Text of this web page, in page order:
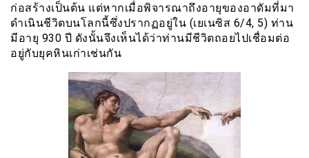
ก่อสร้างเป็นต้น แต่หากเมื่อพิจารณาถึงอายุของอาดัมที่มา
ดำเนินชีวิตบนโลกนี้ซึ่งปรากฏอยู่ใน (เยเนซิส 6/4, 5) ท่าน
มีอายุ 930 ปี ดังนั้นจึงเห็นได้ว่าท่านมีชีวิตถอยไปเชื่อมต่อ
อยู่กับยุคหินเก่าเช่นกัน